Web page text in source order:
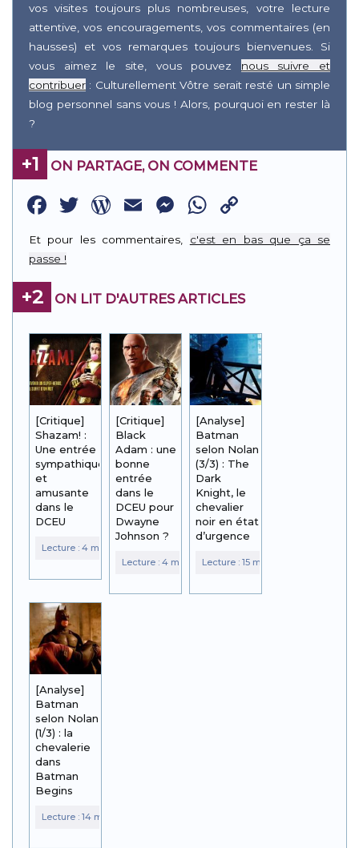
vos visites toujours plus nombreuses, votre lecture
attentive, vos encouragements, vos commentaires (en
hausses) et vos remarques toujours bienvenues. Si
vous aimez le site, vous pouvez nous suivre et
contribuer : Culturellement Vôtre serait resté un simple
blog personnel sans vous ! Alors, pourquoi en rester là
?
+1 ON PARTAGE, ON COMMENTE
Facebook
Twitter
WordPress
EmailMessenger
WhatsApp
Link
Et pour les commentaires, c'est en bas que ça se
passe !
+2 ON LIT D'AUTRES ARTICLES
[Critique]
Shazam! :
Une entrée
sympathique
et
amusante
dans le
DCEU
[Critique]
Black
Adam : une
bonne
entrée
dans le
DCEU pour
Dwayne
Johnson ?
[Analyse]
Batman
selon Nolan
(3/3) : The
Dark
Knight, le
chevalier
noir en état
d’urgence
[Analyse]
Batman
selon Nolan
(1/3) : la
chevalerie
dans
Batman
Begins